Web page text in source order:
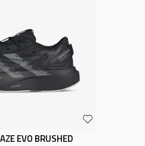
EVO BRUSHED